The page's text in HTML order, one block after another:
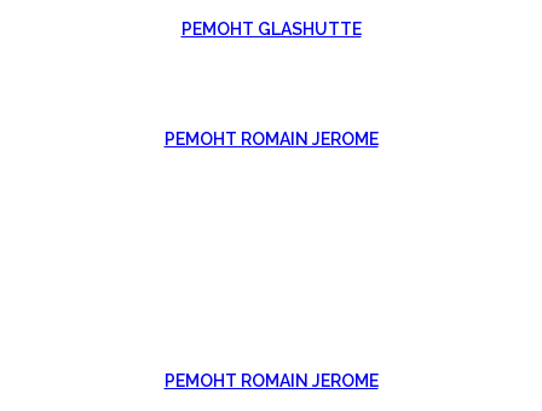
РЕМОНТ GLASHUTTE
РЕМОНТ ROMAIN JEROME
РЕМОНТ ROMAIN JEROME